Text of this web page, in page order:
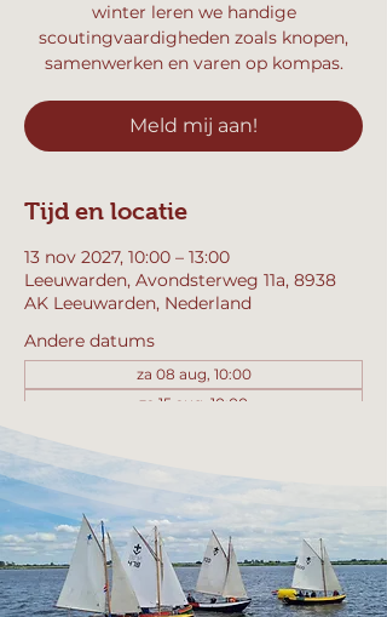
winter leren we handige
scoutingvaardigheden zoals knopen,
samenwerken en varen op kompas.
Meld mij aan!
Tijd en locatie
13 nov 2027, 10:00 – 13:00
Leeuwarden, Avondsterweg 11a, 8938
AK Leeuwarden, Nederland
Andere datums
za 08 aug, 10:00
za 15 aug, 10:00
Bekijk alle 358 datums
Meld mij aan!